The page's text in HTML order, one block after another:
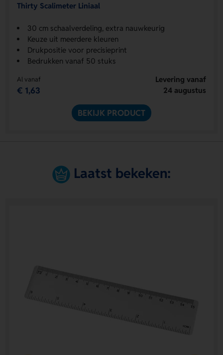
Thirty Scalimeter Liniaal
30 cm schaalverdeling, extra nauwkeurig
Keuze uit meerdere kleuren
Drukpositie voor precisieprint
Bedrukken vanaf 50 stuks
Al vanaf
€ 1,63
Levering vanaf
24 augustus
BEKIJK PRODUCT
Laatst bekeken: